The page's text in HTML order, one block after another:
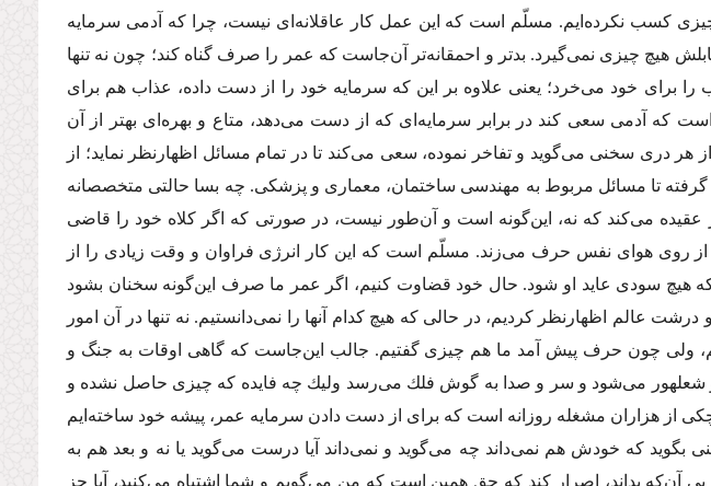
چیزى كسب نكرده‌ایم. مسلّم است كه این عمل كار عاقلانه‌اى نیست، چرا كه آدمى سرمایه
هیچ چیزى نمى‌گیرد. بدتر و احمقانه‌تر آن‌جاست كه عمر را صرف گناه كند؛ چون نه تنها
براى خود مى‌خرد؛ یعنى علاوه بر این كه سرمایه خود را از دست داده، عذاب هم براى
كه آدمى سعى كند در برابر سرمایه‌اى كه از دست مى‌دهد، متاع و بهره‌اى بهتر از آن
درى سخنى مى‌گوید و تفاخر نموده، سعى مى‌كند تا در تمام مسائل اظهارنظر نماید؛ از
تا مسائل مربوط به مهندسى ساختمان، معمارى و پزشكى. چه بسا حالتى متخصصانه
عقیده مى‌كند كه نه، این‌گونه است و آن‌طور نیست، در صورتى كه اگر كلاه خود را قاضى
از روى هواى نفس حرف مى‌زند. مسلّم است كه این كار انرژى فراوان و وقت زیادى را از
هیچ سودى عاید او شود. حال خود قضاوت كنیم، اگر عمر ما صرف این‌گونه سخنان بشود
عالم اظهارنظر كردیم، در حالى كه هیچ كدام آنها را نمى‌دانستیم. نه تنها در آن امور
ولى چون حرف پیش آمد ما هم چیزى گفتیم. جالب این‌جاست كه گاهى اوقات به جنگ و
شعلهور مى‌شود و سر و صدا به گوش فلك مى‌رسد ولیك چه فایده كه چیزى حاصل نشده و
از هزاران مشغله روزانه است كه براى از دست دادن سرمایه عمر، پیشه خود ساخته‌ایم
كه خودش هم نمى‌داند چه مى‌گوید و نمى‌داند آیا درست مى‌گوید یا نه و بعد هم به
آن‌كه بداند، اصرار كند كه حق همین است كه من مى‌گویم و شما اشتباه مى‌كنید، آیا جز